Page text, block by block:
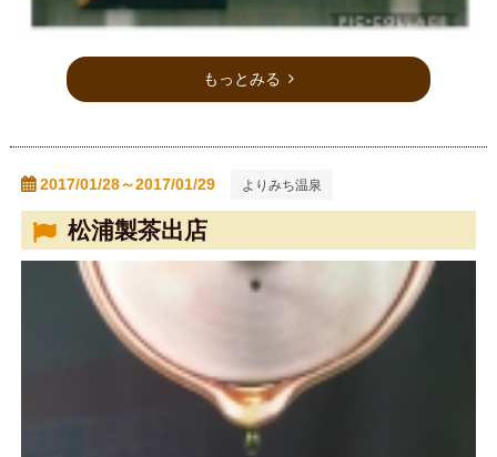
もっとみる
2017/01/28～2017/01/29 よりみち温泉
松浦製茶出店